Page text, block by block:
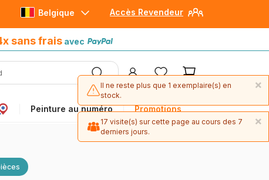
Accès Revendeur
Belgique
sans frais avec
Peinture au numéro Promotions
×
Il ne reste plus que 1 exemplaire(s) en
stock.
×
17 visite(s) sur cette page au cours des 7
derniers jours.